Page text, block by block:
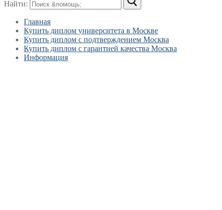
Найти:
Главная
Купить диплом университета в Москве
Купить диплом с подтверждением Москва
Купить диплом с гарантией качества Москва
Информация